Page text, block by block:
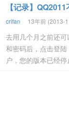
【记录】
crifan 13年前 (2013-
去用几个月之前还
和密码后，点击登
户，您的版本已经